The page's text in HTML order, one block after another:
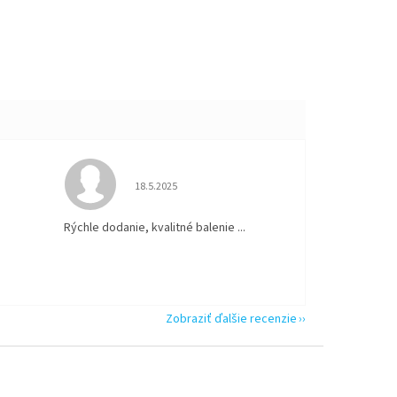
5 z 5 hviezdičiek. Hodnotenie obchodu je 5 z 5 hviezdičiek.
18.5.2025
Rýchle dodanie, kvalitné balenie ...
Zobraziť ďalšie recenzie